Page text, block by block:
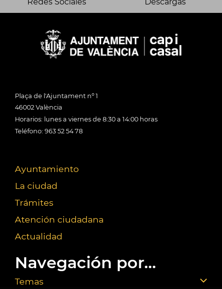
Plaça de l'Ajuntament nº 1
46002 València
Horarios: lunes a viernes de 8:30 a 14:00 horas
Teléfono: 963 52 54 78
Ayuntamiento
La ciudad
Trámites
Atención ciudadana
Actualidad
Navegación por...
Temas